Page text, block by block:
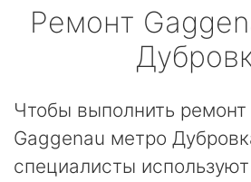
Ремонт
Чтобы выполнить
Gaggenau метро
специалисты используют